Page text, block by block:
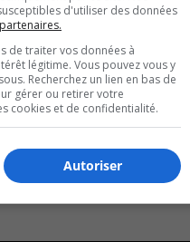
d'utiliser des données
de traiter vos données à
légitime. Vous pouvez vous y
Recherchez un lien en bas de
gérer ou retirer votre
cookies et de confidentialité.
Autoriser